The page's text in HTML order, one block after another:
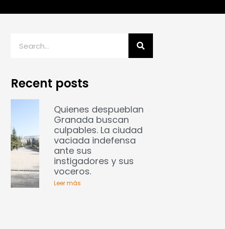
Recent posts
Quienes despueblan
Granada buscan
culpables. La ciudad
vaciada indefensa
ante sus
instigadores y sus
voceros.
Leer más